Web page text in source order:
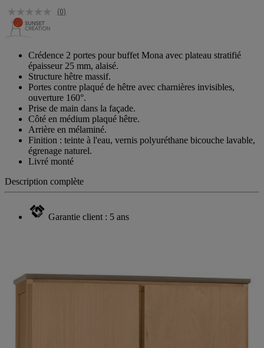
Crédence 2 portes pour buffet Mona avec plateau stratifié
épaisseur 25 mm, alaisé.
Structure hêtre massif.
Portes contre plaqué de hêtre avec charnières invisibles,
ouverture 160°.
Prise de main dans la façade.
Côté en médium plaqué hêtre.
Arrière en mélaminé.
Finition : teinte à l'eau, vernis polyuréthane bicouche lavable,
égrenage naturel.
Description complète